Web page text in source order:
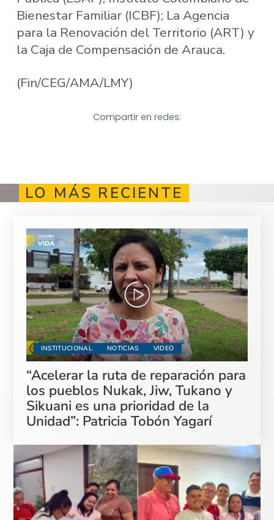
Bienestar Familiar (ICBF); La Agencia
para la Renovación del Territorio (ART) y
la Caja de Compensación de Arauca.
(Fin/CEG/AMA/LMY)
Compartir en redes:
LO MÁS RECIENTE
INSTITUCIONAL NOTICIAS VIDEO
“Acelerar la ruta de reparación para
los pueblos Nukak, Jiw, Tukano y
Sikuani es una prioridad de la
Unidad”: Patricia Tobón Yagarí